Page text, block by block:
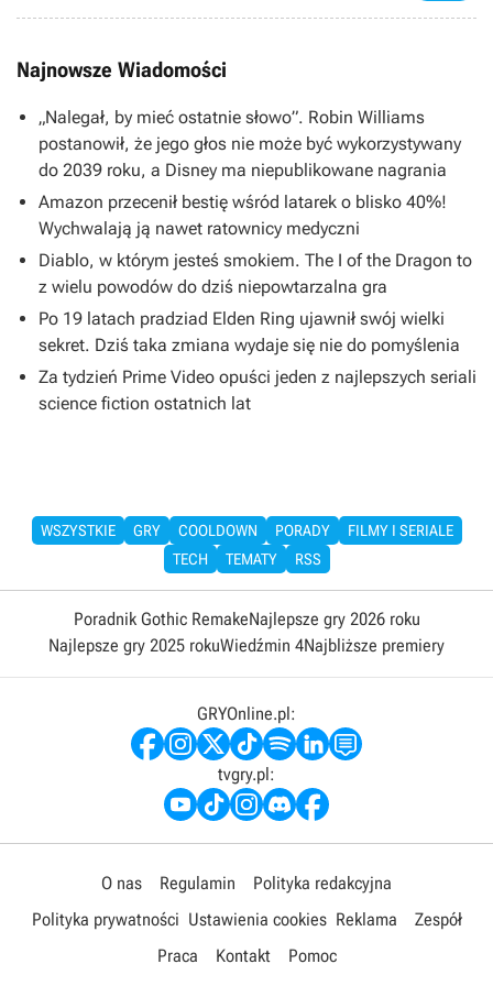
Najnowsze Wiadomości
„Nalegał, by mieć ostatnie słowo”. Robin Williams
postanowił, że jego głos nie może być wykorzystywany
do 2039 roku, a Disney ma niepublikowane nagrania
Amazon przecenił bestię wśród latarek o blisko 40%!
Wychwalają ją nawet ratownicy medyczni
Diablo, w którym jesteś smokiem. The I of the Dragon to
z wielu powodów do dziś niepowtarzalna gra
Po 19 latach pradziad Elden Ring ujawnił swój wielki
sekret. Dziś taka zmiana wydaje się nie do pomyślenia
Za tydzień Prime Video opuści jeden z najlepszych seriali
science fiction ostatnich lat
WSZYSTKIE GRY COOLDOWN PORADY
FILMY I SERIALE
TECH
TEMATY RSS
Poradnik Gothic RemakeNajlepsze gry 2026 roku
Najlepsze gry 2025 rokuWiedźmin 4Najbliższe premiery
GRYOnline.pl:
tvgry.pl:
O nas Regulamin
Polityka redakcyjna
Polityka prywatności Ustawienia cookies Reklama
Zespół
Praca
Kontakt Pomoc